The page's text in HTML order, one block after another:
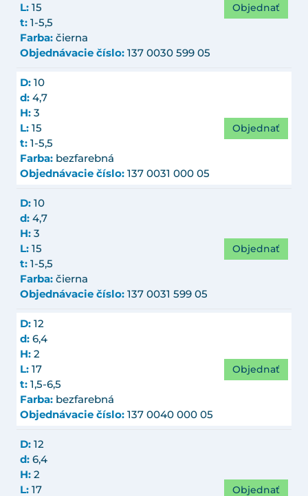
L: 15
t: 1-5,5
Farba: čierna
Objednávacie číslo: 137 0030 599 05
Objednať
D: 10
d: 4,7
H: 3
L: 15
t: 1-5,5
Farba: bezfarebná
Objednávacie číslo: 137 0031 000 05
Objednať
D: 10
d: 4,7
H: 3
L: 15
t: 1-5,5
Farba: čierna
Objednávacie číslo: 137 0031 599 05
Objednať
D: 12
d: 6,4
H: 2
L: 17
t: 1,5-6,5
Farba: bezfarebná
Objednávacie číslo: 137 0040 000 05
Objednať
D: 12
d: 6,4
H: 2
L: 17 Objednať